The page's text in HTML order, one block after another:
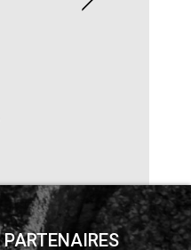
PARTENAIRES